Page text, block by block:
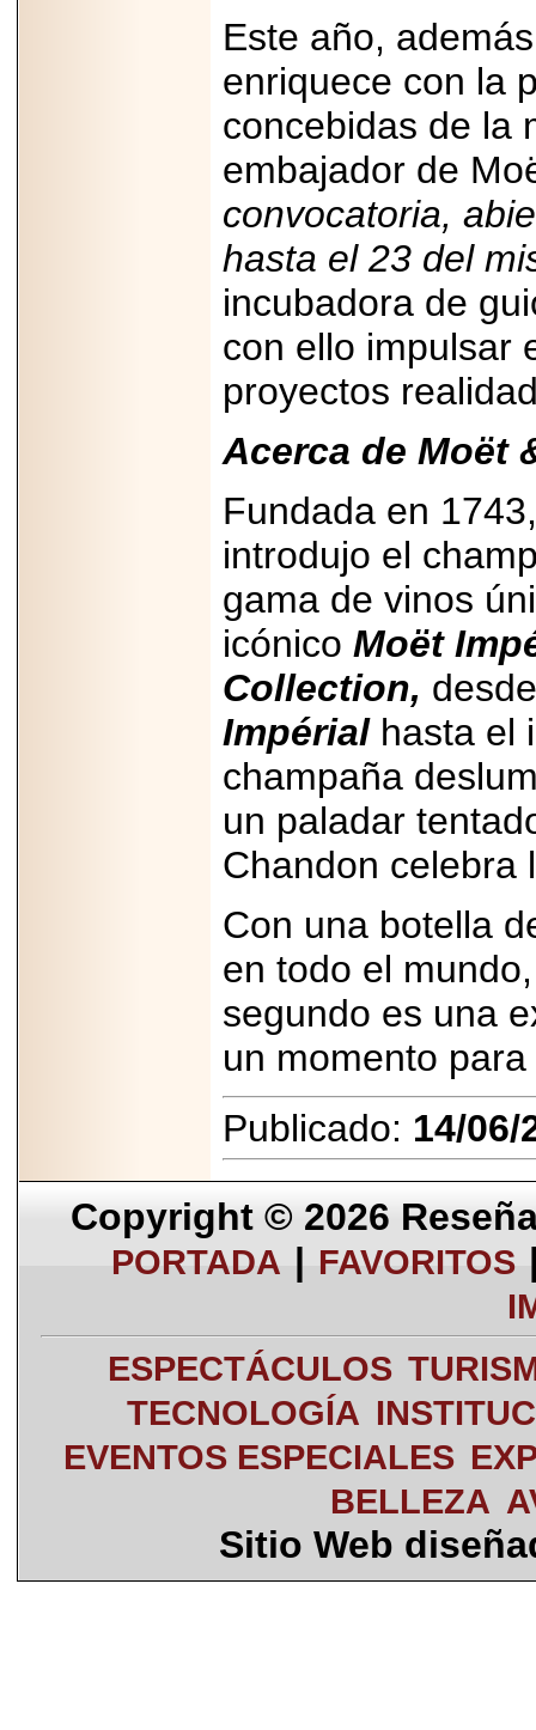
Este año,
enriquece con la
concebidas de la
embajador de
convocatoria,
hasta el 23 del
incubadora de
con ello impulsar
proyectos
Acerca de Moët
Fundada en
introdujo el
gama de vinos
icónico Moët
Collection,
Impérial hasta el
champaña
un paladar
Chandon celebra
Con una botella
en todo el
segundo es una
un momento
Publicado: 14/06/
Copyright © 2026
PORTADA | FAVORITOS
ESPECTÁCULOS
TECNOLOGÍA
EVENTOS ESPECIALES
BELLEZA
Sitio Web